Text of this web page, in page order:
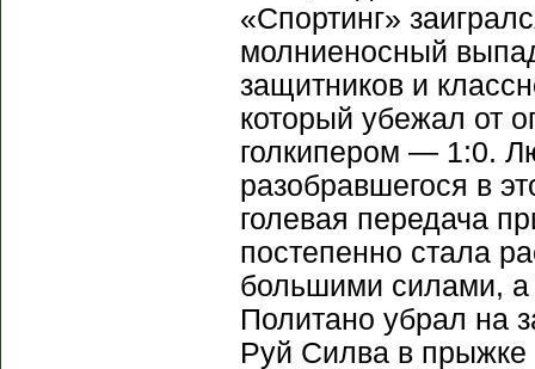
«Спортинг»
молниеносный
защитников и
который убежал от
голкипером — 1:0.
разобравшегося в
голевая передача
постепенно стала
большими силами, а
Политано убрал на
Руй Силва в прыжке